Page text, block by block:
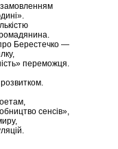
замовленням
Берестечко —
переможця.
сенсів»,